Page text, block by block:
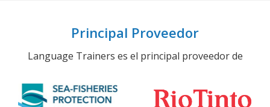
Principal Proveedor
Language Trainers es el principal proveedor de